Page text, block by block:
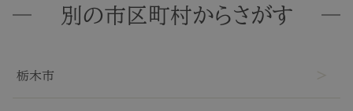
別の市区町村からさがす
栃木市